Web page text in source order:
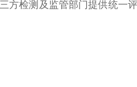
方检测及监管部门提供统一